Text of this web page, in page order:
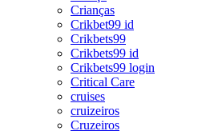
Crianças
Crikbet99 id
Crikbets99
Crikbets99 id
Crikbets99 login
Critical Care
cruises
cruizeiros
Cruzeiros